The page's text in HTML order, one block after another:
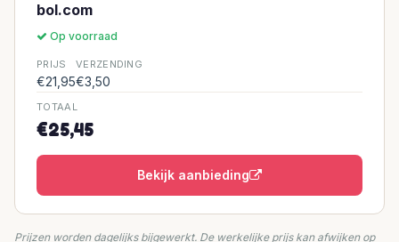
bol.com
Op voorraad
PRIJS
€21,95
VERZENDING
€3,50
TOTAAL
€25,45
Bekijk aanbieding
Prijzen worden dagelijks bijgewerkt. De werkelijke prijs kan afwijken op